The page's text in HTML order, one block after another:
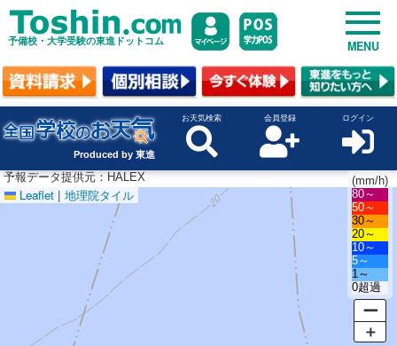
予備校・大学受験の東進ドットコム MENU
Produced by 東進
お天気検索 会員登録 ログイン
Leaflet | 地理院タイル
(mm/h)
80～
50～
30～
20～
10～
5～
1～
0超過
ー
＋
予報データ提供元：HALEX